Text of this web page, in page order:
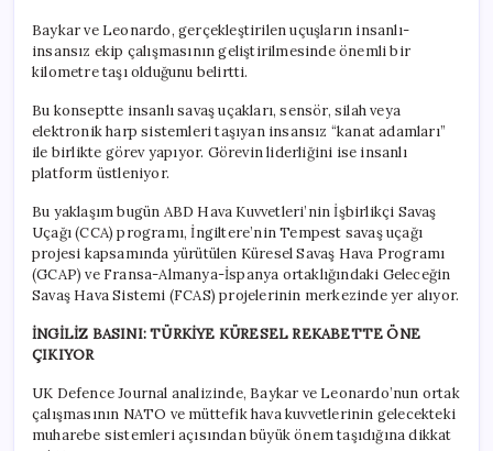
Baykar ve Leonardo, gerçekleştirilen uçuşların insanlı-
insansız ekip çalışmasının geliştirilmesinde önemli bir
kilometre taşı olduğunu belirtti.
Bu konseptte insanlı savaş uçakları, sensör, silah veya
elektronik harp sistemleri taşıyan insansız “kanat adamları”
ile birlikte görev yapıyor. Görevin liderliğini ise insanlı
platform üstleniyor.
Bu yaklaşım bugün ABD Hava Kuvvetleri’nin İşbirlikçi Savaş
Uçağı (CCA) programı, İngiltere’nin Tempest savaş uçağı
projesi kapsamında yürütülen Küresel Savaş Hava Programı
(GCAP) ve Fransa-Almanya-İspanya ortaklığındaki Geleceğin
Savaş Hava Sistemi (FCAS) projelerinin merkezinde yer alıyor.
İNGİLİZ BASINI: TÜRKİYE KÜRESEL REKABETTE ÖNE
ÇIKIYOR
UK Defence Journal analizinde, Baykar ve Leonardo’nun ortak
çalışmasının NATO ve müttefik hava kuvvetlerinin gelecekteki
muharebe sistemleri açısından büyük önem taşıdığına dikkat